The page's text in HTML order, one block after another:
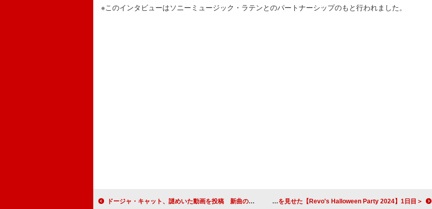
※このインタビューはソニーミュージック・ラテンとのパートナーシップのもと行われました。
ドージャ・キャット、謎めいた動画を投稿 新曲のヒントか ＜ライブレポート＞Revo、“サンホラの沼”へ誘う圧巻のパフォーマンスを見せた【Revo's Halloween Party 2024】1日目